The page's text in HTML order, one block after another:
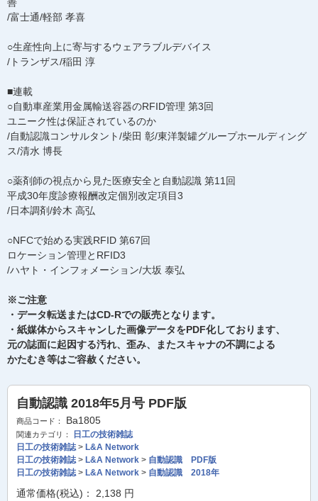
/富士通/軽部 孝喜
○生産性向上に寄与するウェアラブルデバイス
/トランザス/稲田 淳
■連載
○自動車産業用金属輸送容器のRFID管理 第3回
ユニーク性は保証されているのか
/自動認識コンサルタント/柴田 彰/東洋製罐グループホールディング
ス/清水 博長
○薬剤師の視点から見た医療安全と自動認識 第11回
平成30年度診療報酬改定個別改定項目3
/日本調剤/鈴木 高弘
○NFCで始める実践RFID 第67回
ロケーション管理とRFID3
/ハヤト・インフォメーション/大坂 泰弘
※ご注意
・データ転送またはCD-Rでの販売となります。
・紙媒体からスキャンした画像データをPDF化しております、
元の誌面に起因する汚れ、歪み、またスキャナの不調による
かたむき等はご容赦ください。
自動認識 2018年5月号 PDF版
商品コード： Ba1805
関連カテゴリ：
日工の技術雑誌
日工の技術雑誌> L&A Network
日工の技術雑誌> L&A Network > 自動認識 PDF版
日工の技術雑誌> L&A Network > 自動認識 2018年
通常価格(税込)： 2,138 円